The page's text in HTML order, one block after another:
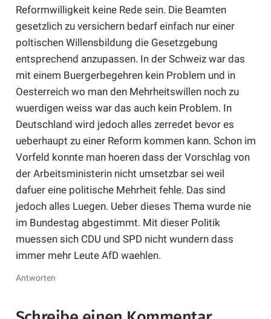
Reformwilligkeit keine Rede sein. Die Beamten
gesetzlich zu versichern bedarf einfach nur einer
poltischen Willensbildung die Gesetzgebung
entsprechend anzupassen. In der Schweiz war das
mit einem Buergerbegehren kein Problem und in
Oesterreich wo man den Mehrheitswillen noch zu
wuerdigen weiss war das auch kein Problem. In
Deutschland wird jedoch alles zerredet bevor es
ueberhaupt zu einer Reform kommen kann. Schon im
Vorfeld konnte man hoeren dass der Vorschlag von
der Arbeitsministerin nicht umsetzbar sei weil
dafuer eine politische Mehrheit fehle. Das sind
jedoch alles Luegen. Ueber dieses Thema wurde nie
im Bundestag abgestimmt. Mit dieser Politik
muessen sich CDU und SPD nicht wundern dass
immer mehr Leute AfD waehlen.
Antworten